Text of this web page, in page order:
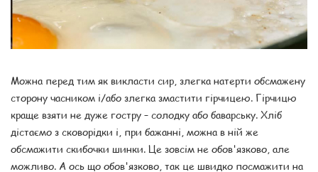
Можна перед тим як викласти сир, злегка натерти обсмажену
сторону часником і/або злегка змастити гірчицею. Гірчицю
краще взяти не дуже гостру – солодку або баварську. Хліб
дістаємо з сковорідки і, при бажанні, можна в ній же
обсмажити скибочки шинки. Це зовсім не обов'язково, але
можливо. А ось що обов'язково, так це швидко посмажити на